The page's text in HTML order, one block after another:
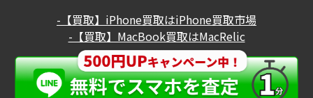
-【買取】iPhone買取はiPhone買取市場
-【買取】MacBook買取はMacRelic